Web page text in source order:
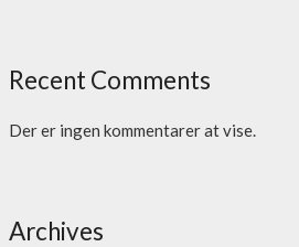
Recent Comments
Der er ingen kommentarer at vise.
Archives